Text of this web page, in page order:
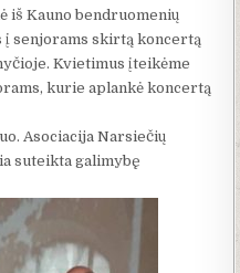
iš Kauno bendruomenių
į senjorams skirtą koncertą
Kvietimus įteikėme
kurie aplankė koncertą
Asociacija Narsiečių
suteikta galimybę